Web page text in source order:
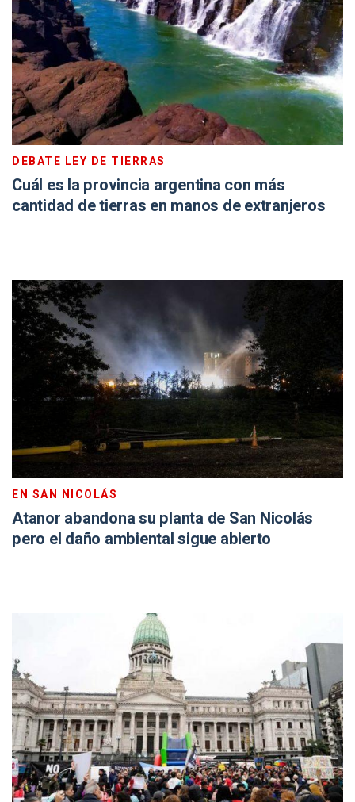
DEBATE LEY DE TIERRAS
Cuál es la provincia argentina con más
cantidad de tierras en manos de extranjeros
EN SAN NICOLÁS
Atanor abandona su planta de San Nicolás
pero el daño ambiental sigue abierto